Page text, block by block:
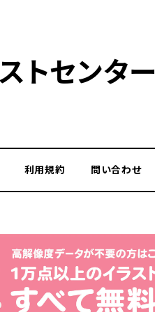
トセンター
利用規約 問い合わせ